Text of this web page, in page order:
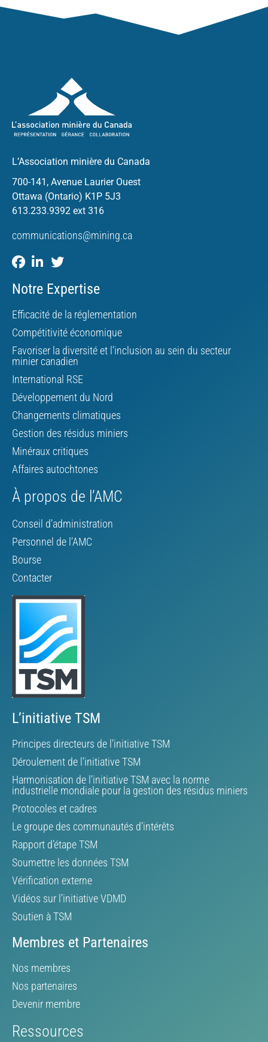
L’Association minière du Canada
700-141, Avenue Laurier Ouest
Ottawa (Ontario) K1P 5J3
613.233.9392 ext 316
communications@mining.ca
Notre Expertise
Efficacité de la réglementation
Compétitivité économique
Favoriser la diversité et l’inclusion au sein du secteur
minier canadien
International RSE
Développement du Nord
Changements climatiques
Gestion des résidus miniers
Minéraux critiques
Affaires autochtones
À propos de l’AMC
Conseil d’administration
Personnel de l’AMC
Bourse
Contacter
L’initiative TSM
Principes directeurs de l’initiative TSM
Déroulement de l’initiative TSM
Harmonisation de l’initiative TSM avec la norme
industrielle mondiale pour la gestion des résidus miniers
Protocoles et cadres
Le groupe des communautés d’intérêts
Rapport d’étape TSM
Soumettre les données TSM
Vérification externe
Vidéos sur l’initiative VDMD
Soutien à TSM
Membres et Partenaires
Nos membres
Nos partenaires
Devenir membre
Ressources